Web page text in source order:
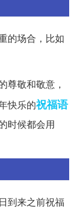
的场合，比如
尊敬和敬意，
快乐的祝福语
时候都会用
到来之前祝福